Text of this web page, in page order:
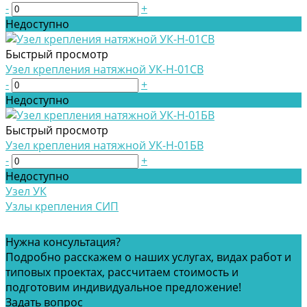
-
+
Недоступно
Быстрый просмотр
Узел крепления натяжной УК-Н-01СВ
-
+
Недоступно
Быстрый просмотр
Узел крепления натяжной УК-Н-01БВ
-
+
Недоступно
Узел УК
Узлы крепления СИП
Нужна консультация?
Подробно расскажем о наших услугах, видах работ и
типовых проектах, рассчитаем стоимость и
подготовим индивидуальное предложение!
Задать вопрос